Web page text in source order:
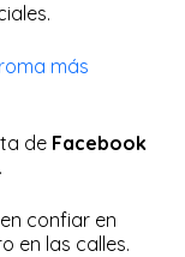
más
de Facebook
confiar en
en las calles.